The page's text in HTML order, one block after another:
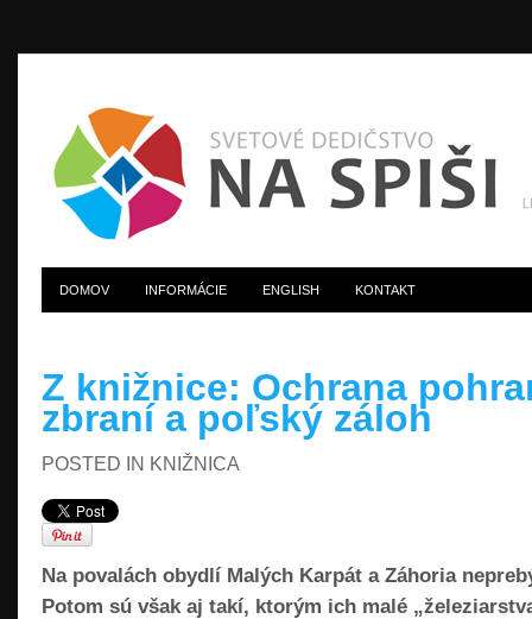
DOMOV INFORMÁCIE ENGLISH KONTAKT
Z knižnice: Ochrana
zbraní a poľský záloh
POSTED IN KNIŽNICA
Na povalách obydlí Malých Karpát a Záhoria
Potom sú však aj takí, ktorým ich malé